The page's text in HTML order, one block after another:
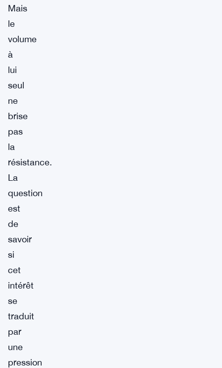
Mais
le
volume
à
lui
seul
ne
brise
pas
la
résistance.
La
question
est
de
savoir
si
cet
intérêt
se
traduit
par
une
pression